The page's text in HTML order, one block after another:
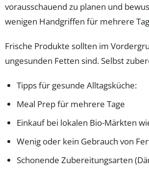
vorausschauend zu planen und
wenigen Handgriffen für mehrere
Frische Produkte sollten im
ungesunden Fetten sind. Selbst
Tipps für gesunde Alltagsküche:
Meal Prep für mehrere Tage
Einkauf bei lokalen Bio-Märkten
Wenig oder kein Gebrauch von
Schonende Zubereitungsarten